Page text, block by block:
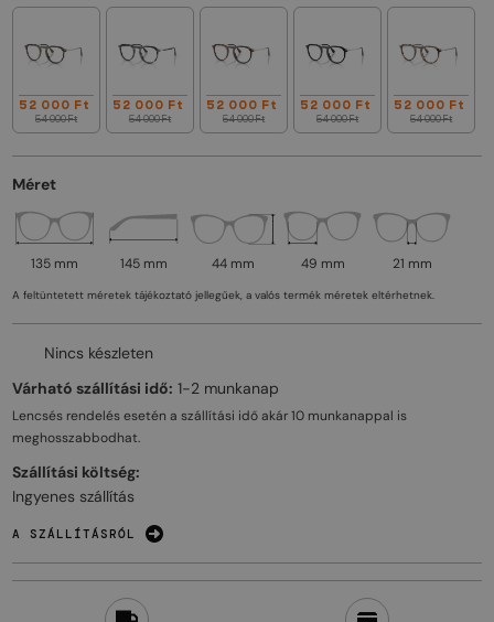
52 000 Ft
54 000 Ft
52 000 Ft
54 000 Ft
52 000 Ft
54 000 Ft
52 000 Ft
54 000 Ft
52 000 Ft
54 000 Ft
Méret
135 mm 145 mm 44 mm 49 mm 21 mm
A feltüntetett méretek tájékoztató jellegűek, a valós termék méretek eltérhetnek.
Nincs készleten
Várható szállítási idő: 1-2 munkanap
Lencsés rendelés esetén a szállítási idő akár10 munkanappal is
meghosszabbodhat.
Szállítási költség:
Ingyenes szállítás
A SZÁLLÍTÁSRÓL